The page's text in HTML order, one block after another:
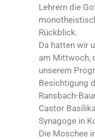
Lehrern die
Rückblick.
Da hatten wir
am Mittwoch,
unserem
Besichtigung
Ransbach-
Castor
Synagoge in
Die Moschee